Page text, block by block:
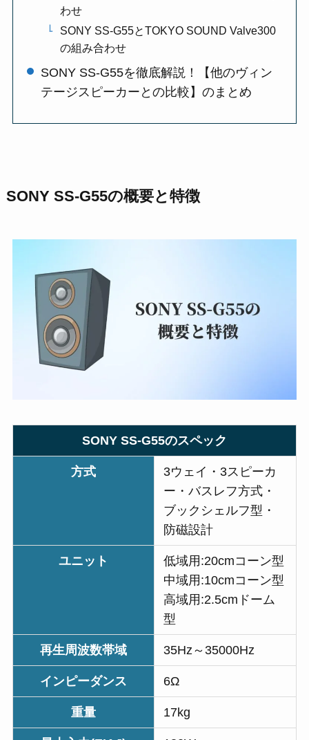
わせ
SONY SS-G55とTOKYO SOUND Valve300
の組み合わせ
SONY SS-G55を徹底解説！【他のヴィン
テージスピーカーとの比較】のまとめ
SONY SS-G55の概要と特徴
SONY SS-G55のスペック
方式
3ウェイ・3スピーカ
ー・バスレフ方式・
ブックシェルフ型・
防磁設計
ユニット
低域用:20cmコーン型
中域用:10cmコーン型
高域用:2.5cmドーム
型
再生周波数帯域 35Hz～35000Hz
インピーダンス 6Ω
重量 17kg